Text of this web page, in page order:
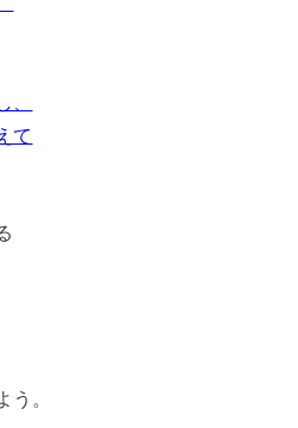
、
て
う。